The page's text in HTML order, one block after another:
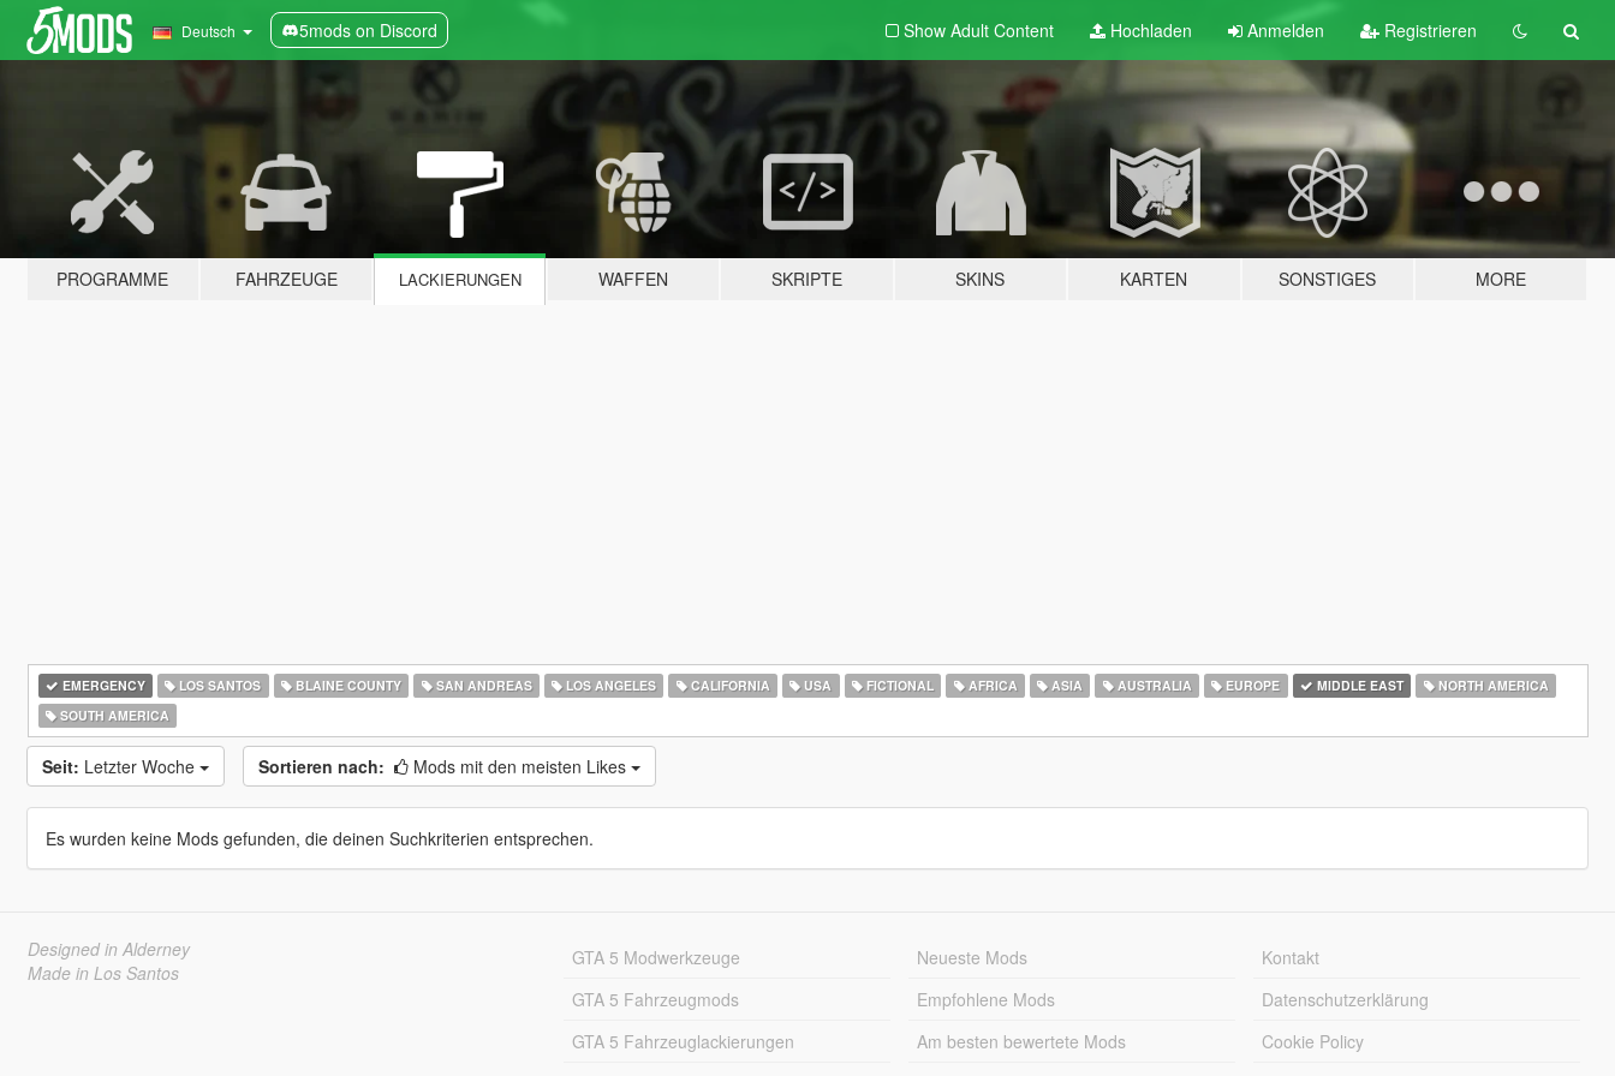
Deutsch 5mods on Discord Show Adult Content Hochladen Anmelden Registrieren
PROGRAMME FAHRZEUGE LACKIERUNGEN WAFFEN SKRIPTE SKINS KARTEN SONSTIGES MORE
EMERGENCY LOS SANTOS BLAINE COUNTY SAN ANDREAS LOS ANGELES CALIFORNIA USA FICTIONAL AFRICA ASIA AUSTRALIA EUROPE MIDDLE EAST
NORTH AMERICA
SOUTH AMERICA
Seit: Letzter Woche Sortieren nach: Mods mit den meisten Likes
Es wurden keine Mods gefunden, die deinen Suchkriterien entsprechen.
Designed in Alderney
Made in Los Santos
GTA 5 Modwerkzeuge
GTA 5 Fahrzeugmods
GTA 5 Fahrzeuglackierungen
Neueste Mods
Empfohlene Mods
Am besten bewertete Mods
Kontakt
Datenschutzerklärung
Cookie Policy